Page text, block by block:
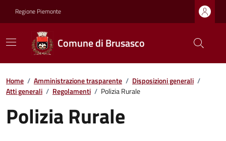
Regione Piemonte
Comune di Brusasco
Home / Amministrazione trasparente / Disposizioni generali /
Atti generali / Regolamenti / Polizia Rurale
Polizia Rurale